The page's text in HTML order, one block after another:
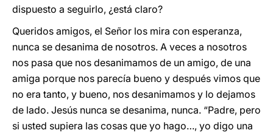
dispuesto a seguirlo, ¿está claro?
Queridos amigos, el Señor los mira con esperanza,
nunca se desanima de nosotros. A veces a nosotros
nos pasa que nos desanimamos de un amigo, de una
amiga porque nos parecía bueno y después vimos que
no era tanto, y bueno, nos desanimamos y lo dejamos
de lado. Jesús nunca se desanima, nunca. “Padre, pero
si usted supiera las cosas que yo hago…, yo digo una